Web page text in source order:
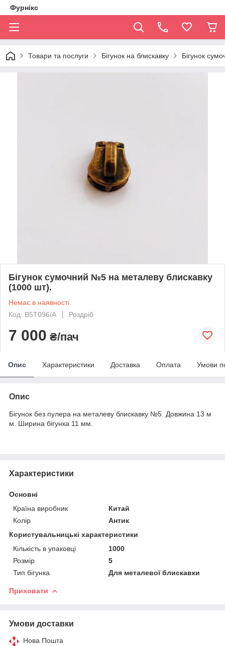
Фурнікс
Товари та послуги Бігунок на блискавку Бігунок
Бігунок сумочний №5 на металеву блискавку
(1000 шт).
Немає в наявності
Код: B5T096/A
Роздріб
7 000 ₴/пач
Опис Характеристики Доставка Оплата Умови
Опис
Бігунок без пулера на металеву блискавку №5. Довжина 13 м
м. Ширина бігунка 11 мм.
Характеристики
Основні
Країна виробник
Китай
Колір
Антик
Користувальницькі характеристики
Кількість в упаковці
1000
Розмір
5
Тип бігунка
Для металевої блискавки
Приховати
Умови доставки
Нова Пошта